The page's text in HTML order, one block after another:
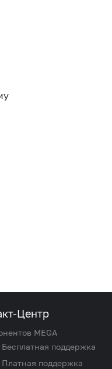
Центр
MEGA
Бесплатная поддержка
Платная поддержка